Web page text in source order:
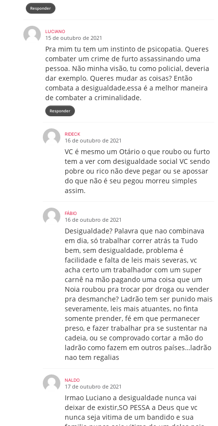
Responder
LUCIANO
15 de outubro de 2021
Pra mim tu tem um instinto de psicopatia. Queres
combater um crime de furto assassinando uma
pessoa. Não minha visão, tu como policial, deveria
dar exemplo. Queres mudar as coisas? Então
combata a desigualdade,essa é a melhor maneira
de combater a criminalidade.
Responder
RIDECK
16 de outubro de 2021
VC é mesmo um Otário o que roubo ou furto
tem a ver com desigualdade social VC sendo
pobre ou rico não deve pegar ou se apossar
do que não é seu pegou morreu simples
assim.
FÁBIO
16 de outubro de 2021
Desigualdade? Palavra que nao combinava
em dia, só trabalhar correr atrás ta Tudo
bem, sem desigualdade, problema é
facilidade e falta de leis mais severas, vc
acha certo um trabalhador com um super
carnê na mão pagando uma coisa que um
Noia roubou pra trocar por droga ou vender
pra desmanche? Ladrão tem ser punido mais
severamente, leis mais atuantes, no finta
somente prender, fé em que permanecer
preso, e fazer trabalhar pra se sustentar na
cadeia, ou se comprovado cortar a mão do
ladrão como fazem em outros países…ladrão
nao tem regalias
NALDO
17 de outubro de 2021
Irmao Luciano a desigualdade nunca vai
deixar de existir,SO PESSA a Deus que vc
nunca seja vitima de um bandido e sua